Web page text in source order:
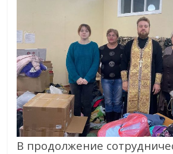
В продолжение